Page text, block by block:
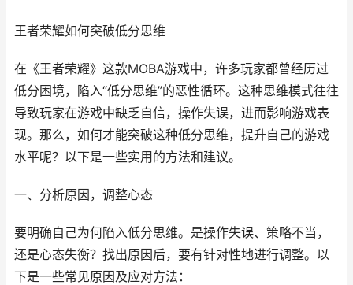
王者荣耀如何突破低分思维
在《王者荣耀》这款MOBA游戏中，许多玩家都曾经历过
低分困境，陷入“低分思维”的恶性循环。这种思维模式往往
导致玩家在游戏中缺乏自信，操作失误，进而影响游戏表
现。那么，如何才能突破这种低分思维，提升自己的游戏
水平呢？以下是一些实用的方法和建议。
一、分析原因，调整心态
要明确自己为何陷入低分思维。是操作失误、策略不当，
还是心态失衡？找出原因后，要有针对性地进行调整。以
下是一些常见原因及应对方法：